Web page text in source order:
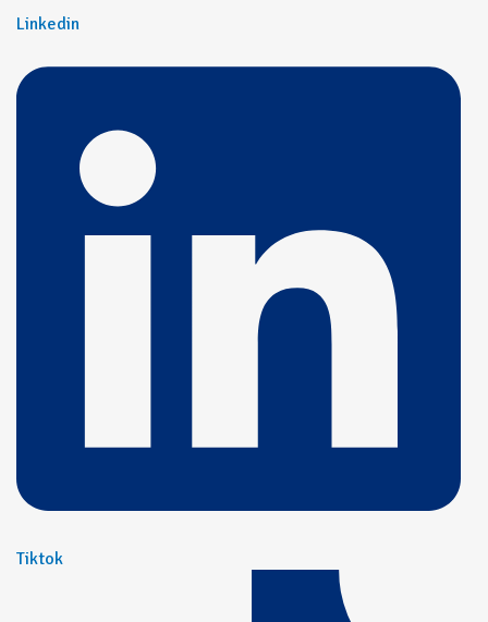
Linkedin
Tiktok